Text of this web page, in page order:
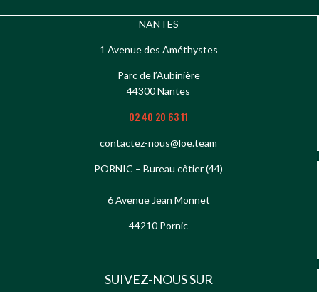
NANTES
1 Avenue des Améthystes
Parc de l’Aubinière
44300 Nantes
02 40 20 63 11
contactez-nous@loe.team
PORNIC – Bureau côtier (44)
6 Avenue Jean Monnet
44210 Pornic
SUIVEZ-NOUS SUR